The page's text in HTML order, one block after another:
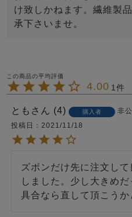
け致しかねます。繊維製
承下さいませ。
4.00 1
とも 4 購入者
非
投稿日
2021/11/18
ズボンだけ先に注文し
しました。少し大きめ
具合なら直して頂こうか